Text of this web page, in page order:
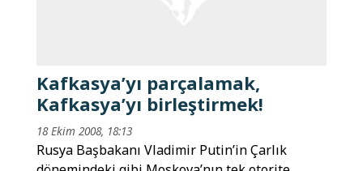
Kafkasya’yı parçalamak,
Kafkasya’yı birleştirmek!
18 Ekim 2008, 18:13
Rusya Başbakanı Vladimir Putin’in Çarlık